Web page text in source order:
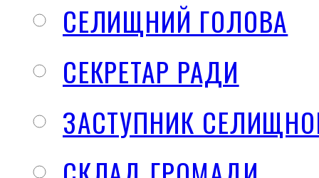
СЕЛИЩНИЙ ГОЛОВА
СЕКРЕТАР РАДИ
ЗАСТУПНИК